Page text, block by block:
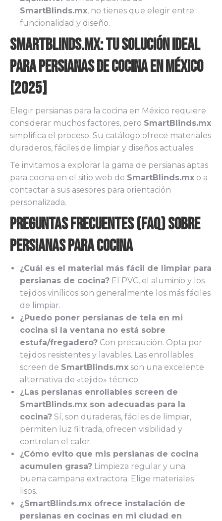
SmartBlinds.mx, no tienes que elegir entre
funcionalidad y diseño.
SmartBlinds.mx: Tu Solución Ideal
para Persianas de Cocina en México
[2025]
Elegir persianas para la cocina en México requiere
considerar muchos factores, pero SmartBlinds.mx
simplifica el proceso. Su catálogo ofrece materiales
duraderos, fáciles de limpiar y diseños actuales.
Te invitamos a explorar la gama de persianas aptas
para cocina en el sitio web de SmartBlinds.mx o a
contactar a sus asesores para orientación
personalizada.
Preguntas Frecuentes (FAQ) sobre
Persianas para Cocina
¿Cuál es el material más fácil de limpiar para
persianas de cocina? El PVC, el aluminio y los
tejidos vinílicos son generalmente los más fáciles
de limpiar.
¿Puedo poner persianas de tela en mi
cocina si la ventana no está sobre
estufa/fregadero? Con precaución. Opta por
tejidos resistentes y lavables. Las enrollables
screen de SmartBlinds.mx son una excelente
alternativa de «tejido» técnico.
¿Las persianas enrollables screen de
SmartBlinds.mx son adecuadas para la
cocina? Sí, son duraderas, fáciles de limpiar,
permiten luz filtrada, ofrecen visibilidad y
controlan el calor.
¿Cómo evito que mis persianas de cocina
acumulen grasa? Limpieza regular y una
buena campana extractora. Elige materiales
lisos.
¿SmartBlinds.mx ofrece instalación de
persianas en cocinas en mi ciudad en